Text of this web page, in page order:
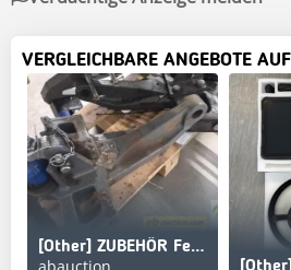
VERGLEICHBARE ANGEBOTE
[Other] ZUBEHÖR Fendt K80
abauction